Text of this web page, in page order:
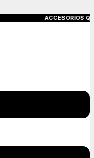
ACCESORIOS QUE MARCAN